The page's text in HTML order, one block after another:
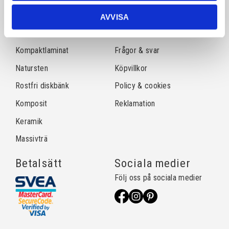
AVVISA
Laminat
Kompaktlaminat
Natursten
Rostfri diskbänk
Komposit
Keramik
Massivträ
Information
Kundtjänst
Frågor & svar
Köpvillkor
Policy & cookies
Reklamation
Betalsätt Sociala medier
Följ oss på sociala medier